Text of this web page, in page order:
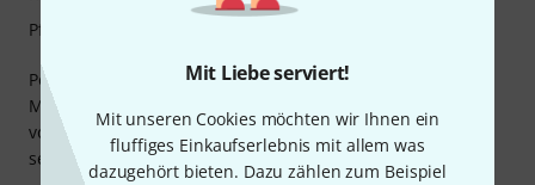
Mit Liebe serviert!
Mit unseren Cookies möchten wir Ihnen ein
fluffiges Einkaufserlebnis mit allem was
dazugehört bieten. Dazu zählen zum Beispiel
Politur lässt sich gut auftragen und anschließend mit
Microfasertuch rückstandsfrei nachpolieren. Silberpolitur
vorher ordentlich schütteln! Prima Glanz... probiert es
selbst aus :-)
Pflegewirkung